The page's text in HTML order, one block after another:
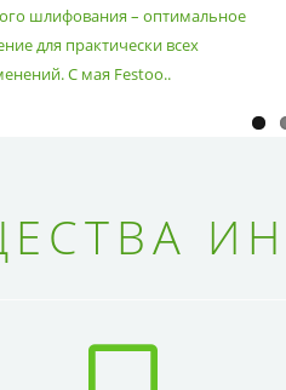
шлифования – оптимальное
для практически всех
С мая Festoo..